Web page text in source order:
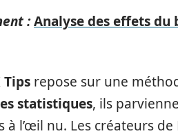
:Analyse des effets
Tips repose sur une
statistiques, ils
à l’œil nu. Les créateurs